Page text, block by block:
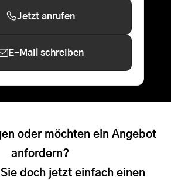
Jetzt anrufen
E-Mail schreiben
oder möchten ein Angebot
anfordern?
doch jetzt einfach einen